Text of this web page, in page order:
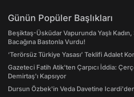
Günün Popüler Başlıkları
Beşiktaş-Üsküdar Vapurunda Yaşlı Kadın,
Bacağına Bastonla Vurdu!
‘Terörsüz Türkiye Yasası’ Teklifi Adalet
Gazeteci Fatih Atik'ten Çarpıcı İddia:
Demirtaş'ı Kapsıyor
Dursun Özbek'in Veda Davetine